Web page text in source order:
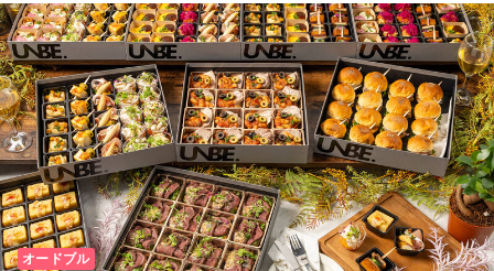
分が一つのお皿に入ってますが、綺麗に盛り付けてあるので他のお皿
に移すか悩む料理があったので、このあたりは2人分に分けてもらえ
るとなおいいですね
オードブル